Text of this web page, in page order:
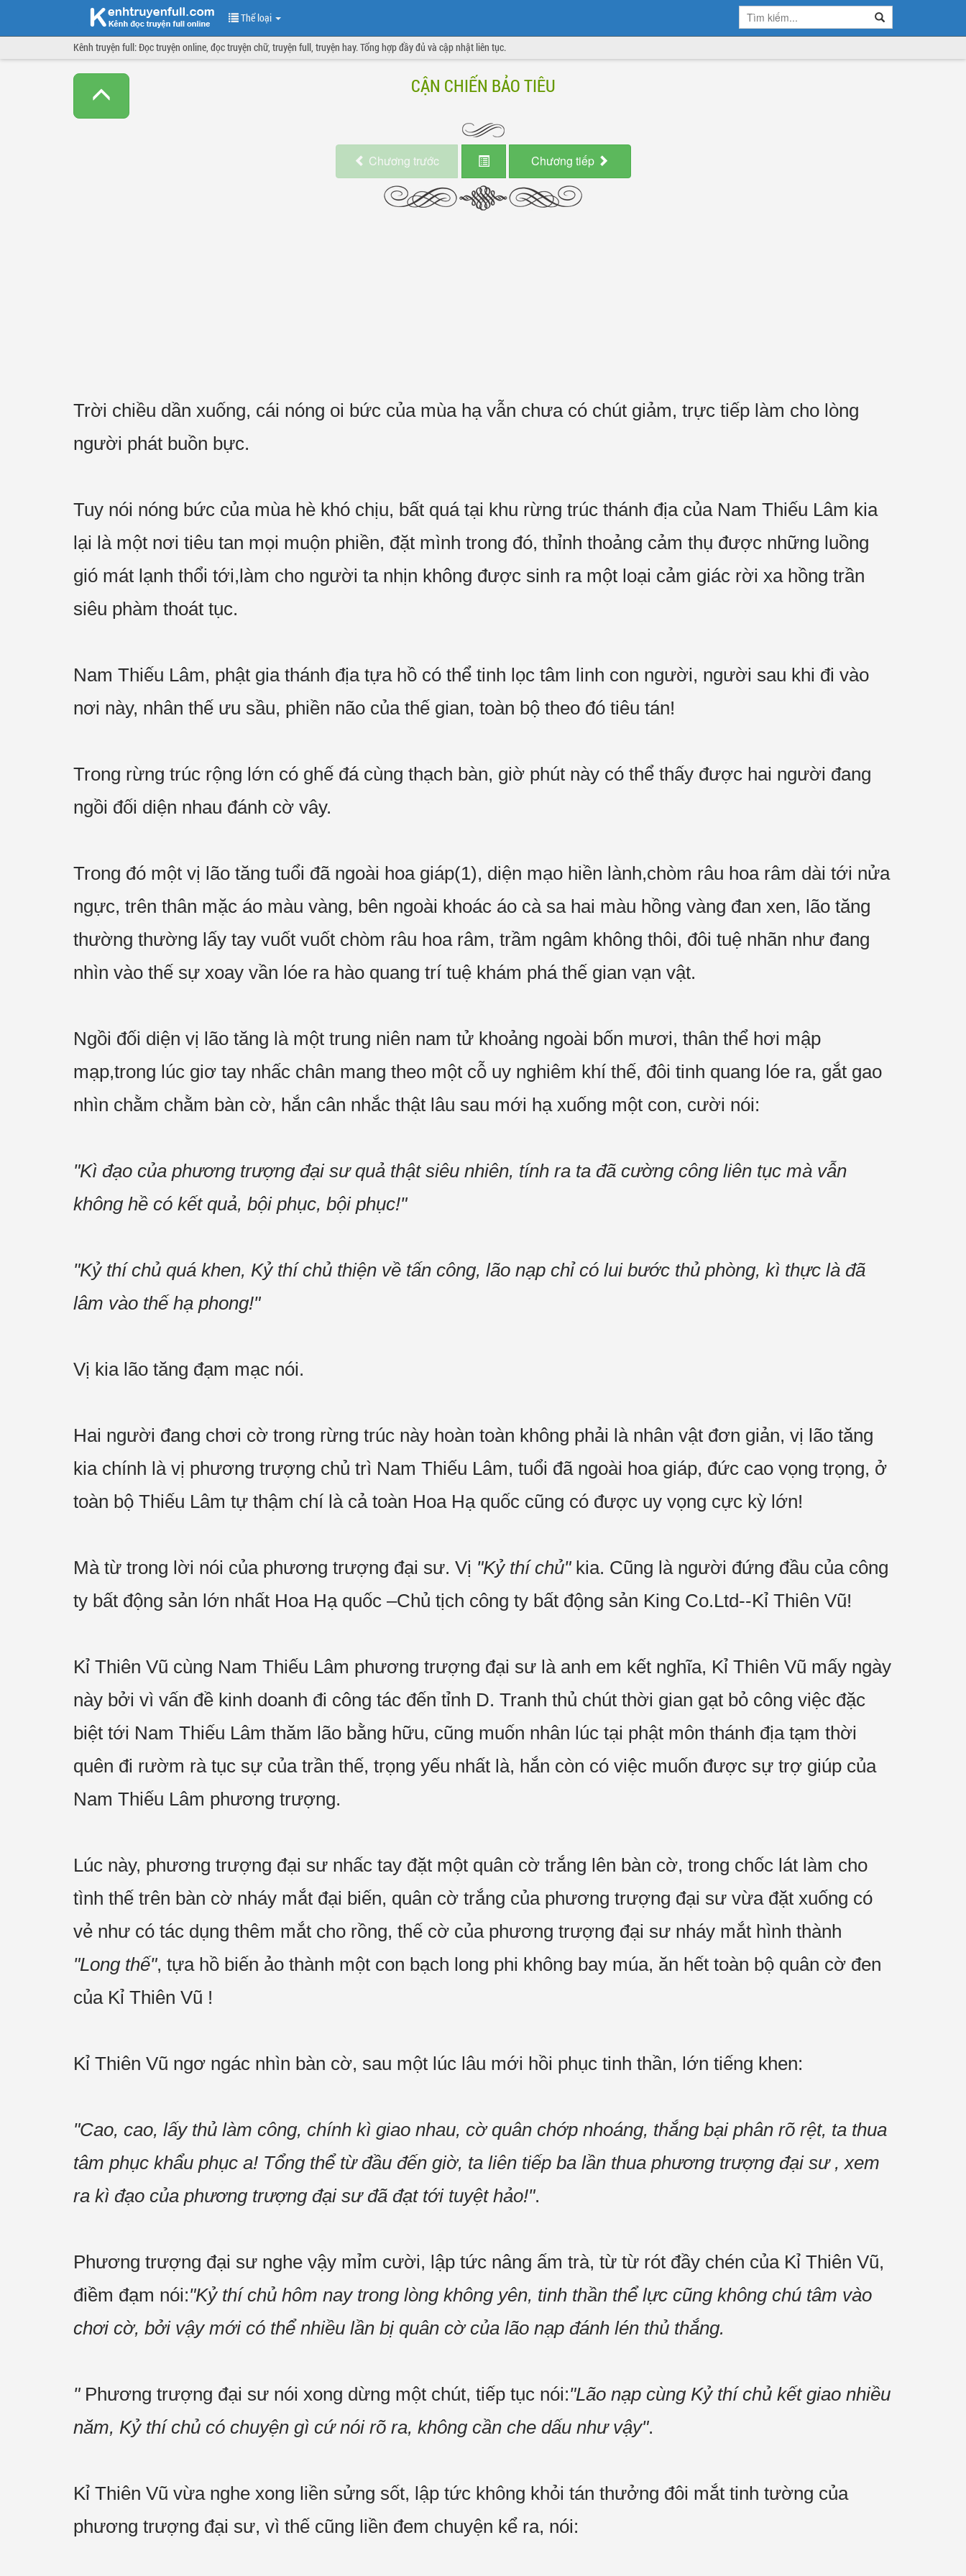
Thể loại
Kênh truyện full: Đọc truyện online, đọc truyện chữ, truyện full, truyện hay. Tổng hợp đầy đủ và cập nhật liên tục.
CẬN CHIẾN BẢO TIÊU
Chương trước Chương tiếp
Trời chiều dần xuống, cái nóng oi bức của mùa hạ vẫn chưa có chút giảm, trực tiếp làm cho lòng
người phát buồn bực.
Tuy nói nóng bức của mùa hè khó chịu, bất quá tại khu rừng trúc thánh địa của Nam Thiếu Lâm kia
lại là một nơi tiêu tan mọi muộn phiền, đặt mình trong đó, thỉnh thoảng cảm thụ được những luồng
gió mát lạnh thổi tới,làm cho người ta nhịn không được sinh ra một loại cảm giác rời xa hồng trần
siêu phàm thoát tục.
Nam Thiếu Lâm, phật gia thánh địa tựa hồ có thể tinh lọc tâm linh con người, người sau khi đi vào
nơi này, nhân thế ưu sầu, phiền não của thế gian, toàn bộ theo đó tiêu tán!
Trong rừng trúc rộng lớn có ghế đá cùng thạch bàn, giờ phút này có thể thấy được hai người đang
ngồi đối diện nhau đánh cờ vây.
Trong đó một vị lão tăng tuổi đã ngoài hoa giáp(1), diện mạo hiền lành,chòm râu hoa râm dài tới nửa
ngực, trên thân mặc áo màu vàng, bên ngoài khoác áo cà sa hai màu hồng vàng đan xen, lão tăng
thường thường lấy tay vuốt vuốt chòm râu hoa râm, trầm ngâm không thôi, đôi tuệ nhãn như đang
nhìn vào thế sự xoay vần lóe ra hào quang trí tuệ khám phá thế gian vạn vật.
Ngồi đối diện vị lão tăng là một trung niên nam tử khoảng ngoài bốn mươi, thân thể hơi mập
mạp,trong lúc giơ tay nhấc chân mang theo một cỗ uy nghiêm khí thế, đôi tinh quang lóe ra, gắt gao
nhìn chằm chằm bàn cờ, hắn cân nhắc thật lâu sau mới hạ xuống một con, cười nói:
"Kì đạo của phương trượng đại sư quả thật siêu nhiên, tính ra ta đã cường công liên tục mà vẫn
không hề có kết quả, bội phục, bội phục!"
"Kỷ thí chủ quá khen, Kỷ thí chủ thiện về tấn công, lão nạp chỉ có lui bước thủ phòng, kì thực là đã
lâm vào thế hạ phong!"
Vị kia lão tăng đạm mạc nói.
Hai người đang chơi cờ trong rừng trúc này hoàn toàn không phải là nhân vật đơn giản, vị lão tăng
kia chính là vị phương trượng chủ trì Nam Thiếu Lâm, tuổi đã ngoài hoa giáp, đức cao vọng trọng, ở
toàn bộ Thiếu Lâm tự thậm chí là cả toàn Hoa Hạ quốc cũng có được uy vọng cực kỳ lớn!
Mà từ trong lời nói của phương trượng đại sư. Vị "Kỷ thí chủ"kia. Cũng là người đứng đầu của công
ty bất động sản lớn nhất Hoa Hạ quốc –Chủ tịch công ty bất động sản King Co.Ltd--Kỉ Thiên Vũ!
Kỉ Thiên Vũ cùng Nam Thiếu Lâm phương trượng đại sư là anh em kết nghĩa, Kỉ Thiên Vũ mấy ngày
này bởi vì vấn đề kinh doanh đi công tác đến tỉnh D. Tranh thủ chút thời gian gạt bỏ công việc đặc
biệt tới Nam Thiếu Lâm thăm lão bằng hữu, cũng muốn nhân lúc tại phật môn thánh địa tạm thời
quên đi rườm rà tục sự của trần thế, trọng yếu nhất là, hắn còn có việc muốn được sự trợ giúp của
Nam Thiếu Lâm phương trượng.
Lúc này, phương trượng đại sư nhấc tay đặt một quân cờ trắng lên bàn cờ, trong chốc lát làm cho
tình thế trên bàn cờ nháy mắt đại biến, quân cờ trắng của phương trượng đại sư vừa đặt xuống có
vẻ như có tác dụng thêm mắt cho rồng, thế cờ của phương trượng đại sư nháy mắt hình thành
"Long thế", tựa hồ biến ảo thành một con bạch long phi không bay múa, ăn hết toàn bộ quân cờ đen
của Kỉ Thiên Vũ !
Kỉ Thiên Vũ ngơ ngác nhìn bàn cờ, sau một lúc lâu mới hồi phục tinh thần, lớn tiếng khen:
"Cao, cao, lấy thủ làm công, chính kì giao nhau, cờ quân chớp nhoáng, thắng bại phân rõ rệt, ta thua
tâm phục khẩu phục a! Tổng thể từ đầu đến giờ, ta liên tiếp ba lần thua phương trượng đại sư , xem
ra kì đạo của phương trượng đại sư đã đạt tới tuyệt hảo!".
Phương trượng đại sư nghe vậy mỉm cười, lập tức nâng ấm trà, từ từ rót đầy chén của Kỉ Thiên Vũ,
điềm đạm nói:"Kỷ thí chủ hôm nay trong lòng không yên, tinh thần thể lực cũng không chú tâm vào
chơi cờ, bởi vậy mới có thể nhiều lần bị quân cờ của lão nạp đánh lén thủ thắng.
"Phương trượng đại sư nói xong dừng một chút, tiếp tục nói:"Lão nạp cùng Kỷ thí chủ kết giao nhiều
năm, Kỷ thí chủ có chuyện gì cứ nói rõ ra, không cần che dấu như vậy".
Kỉ Thiên Vũ vừa nghe xong liền sửng sốt, lập tức không khỏi tán thưởng đôi mắt tinh tường của
phương trượng đại sư, vì thế cũng liền đem chuyện kể ra, nói: